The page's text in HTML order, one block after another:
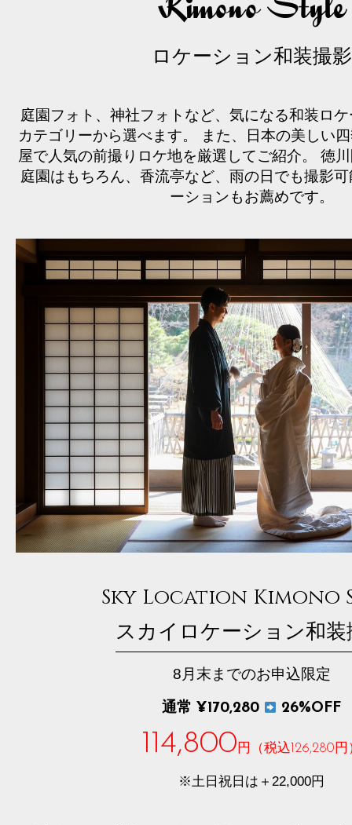
ロケーション和装撮影
庭園フォト、神社フォトなど、気になる和装ロ
カテゴリーから選べます。
また、日本の美しい
屋で人気の前撮りロケ地を厳選してご紹介。
徳
庭園はもちろん、香流亭など、雨の日でも撮影
ーションもお薦めです。
Sky Location Kimono
スカイロケーション和装
8月末までのお申込限定
通常 ¥170,280 26%OFF
114,800 円（税込126,280円
※土日祝日は＋22,000円